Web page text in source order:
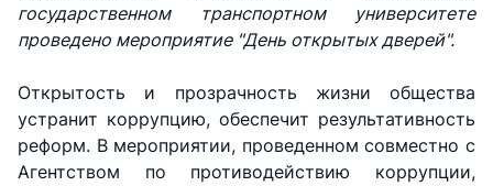
государственном транспортном университете
проведено мероприятие "День открытых дверей".
Открытость и прозрачность жизни общества
устранит коррупцию, обеспечит результативность
реформ. В мероприятии, проведенном совместно с
Агентством по противодействию коррупции,